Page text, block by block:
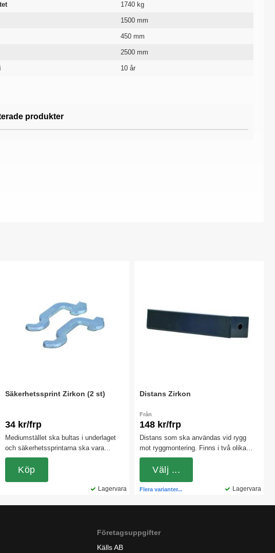
1740 kg
1500 mm
450 mm
2500 mm
10 år
produkter
Säkerhetssprint Zirkon (2 st)
34 kr/frp
Mediumstället ska bultas i underlaget
och säkerhetssprintarna ska vara
monterade.
Lagervara
Köp
Distans Zirkon
Från
148 kr/frp
Distans som ska användas vid rygg
mot ryggmontering. Finns i två olika
längder.
Lagervara
Flera varianter...
Välj ...
Företagsuppgifter
Källs AB